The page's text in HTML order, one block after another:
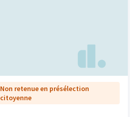
Non retenue en présélection
citoyenne